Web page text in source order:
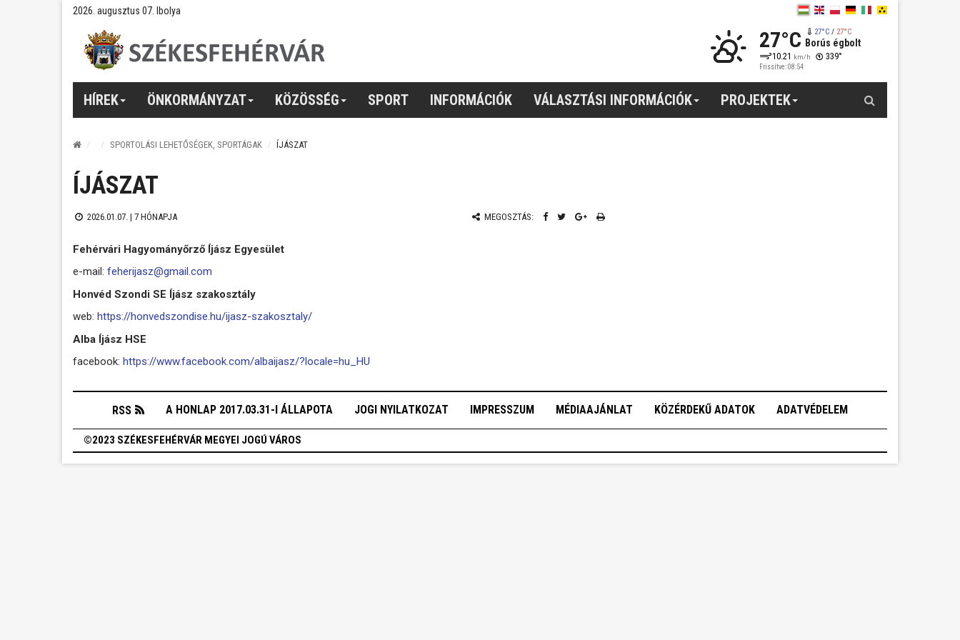
2026. augusztus 07. Ibolya
27°C 27°C/ 27°C
Borús égbolt
10.21 km/h 339°
Frissítve: 08:54
HÍREK ÖNKORMÁNYZAT KÖZÖSSÉG SPORT INFORMÁCIÓK VÁLASZTÁSI INFORMÁCIÓK PROJEKTEK
SPORTOLÁSI LEHETŐSÉGEK, SPORTÁGAK ÍJÁSZAT
ÍJÁSZAT
2026.01.07. | 7 HÓNAPJA MEGOSZTÁS:
Fehérvári Hagyományőrző Íjász Egyesület
e-mail: feherijasz@gmail.com
Honvéd Szondi SE Íjász szakosztály
web: https://honvedszondise.hu/ijasz-szakosztaly/
Alba Íjász HSE
facebook: https://www.facebook.com/albaijasz/?locale=hu_HU
RSS A HONLAP 2017.03.31-I ÁLLAPOTA JOGI NYILATKOZAT IMPRESSZUM MÉDIAAJÁNLAT KÖZÉRDEKŰ ADATOK ADATVÉDELEM
©2023 SZÉKESFEHÉRVÁR MEGYEI JOGÚ VÁROS